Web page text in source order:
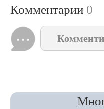
Комментарии 0